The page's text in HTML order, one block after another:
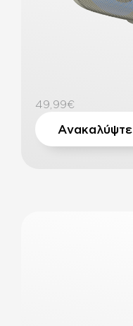
Ανακαλύψτε
49,99€